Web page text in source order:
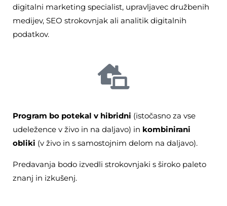
digitalni marketing specialist, upravljavec družbenih
medijev, SEO strokovnjak ali analitik digitalnih
podatkov.
Program bo potekal v hibridni (istočasno za vse
udeležence v živo in na daljavo) in kombinirani
obliki (v živo in s samostojnim delom na daljavo).
Predavanja bodo izvedli strokovnjaki s široko paleto
znanj in izkušenj.